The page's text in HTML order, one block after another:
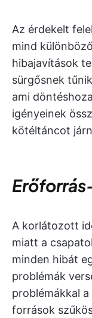
Az érdekelt
mind
hibajavítások
sürgősnek
ami
igényeinek
kötéltáncot
A korlátozott
miatt a
minden hibát
problémák
problémákkal
források